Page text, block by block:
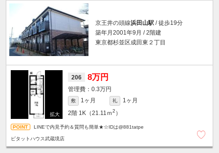
京王井の頭線浜田山駅 / 徒歩19分
築年月2001年9月 / 2階建
東京都杉並区成田東２丁目
206 8万円
0.3万円
敷 1ヶ月 礼
1ヶ月
2階 1K（21.11ｍ2 ）
LINEで内見予約＆質問も簡単★☆IDは@881tatpe
ピタットハウス武蔵境店